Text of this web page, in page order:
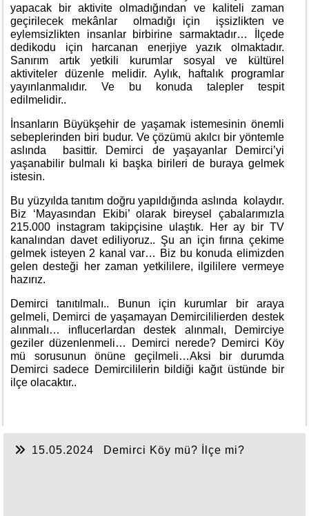
yapacak bir aktivite olmadığından ve kaliteli zaman
geçirilecek mekânlar olmadığı için işsizlikten ve
eylemsizlikten insanlar birbirine sarmaktadır… İlçede
dedikodu için harcanan enerjiye yazık olmaktadır.
Sanırım artık yetkili kurumlar sosyal ve kültürel
aktiviteler düzenle melidir. Aylık, haftalık programlar
yayınlanmalıdır. Ve bu konuda talepler tespit
edilmelidir..
İnsanların Büyükşehir de yaşamak istemesinin önemli
sebeplerinden biri budur. Ve çözümü akılcı bir yöntemle
aslında basittir. Demirci de yaşayanlar Demirci’yi
yaşanabilir bulmalı ki başka birileri de buraya gelmek
istesin.
Bu yüzyılda tanıtım doğru yapıldığında aslında kolaydır.
Biz ‘Mayasından Ekibi’ olarak bireysel çabalarımızla
215.000 instagram takipçisine ulaştık. Her ay bir TV
kanalından davet ediliyoruz.. Şu an için fırına çekime
gelmek isteyen 2 kanal var… Biz bu konuda elimizden
gelen desteği her zaman yetkililere, ilgililere vermeye
hazırız.
Demirci tanıtılmalı.. Bunun için kurumlar bir araya
gelmeli, Demirci de yaşamayan Demircililierden destek
alınmalı… influcerlardan destek alınmalı, Demirciye
geziler düzenlenmeli… Demirci nerede? Demirci Köy
mü sorusunun önüne geçilmeli…Aksi bir durumda
Demirci sadece Demircililerin bildiği kağıt üstünde bir
ilçe olacaktır..
15.05.2024 Demirci Köy mü? İlçe mi?